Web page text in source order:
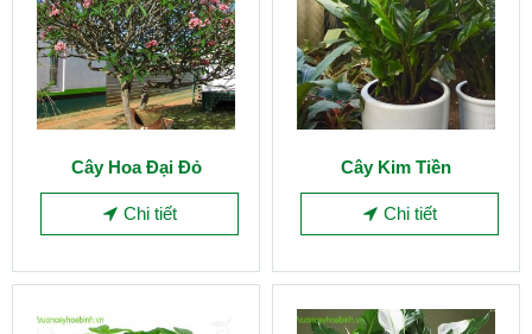
Cây Hoa Đại Đỏ
Chi tiết
Cây Kim Tiền
Chi tiết